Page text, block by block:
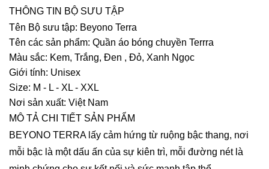
THÔNG TIN BỘ SƯU TẬP
Tên Bộ sưu tập: Beyono Terra
Tên các sản phẩm: Quần áo bóng chuyền Terrra
Màu sắc: Kem, Trắng, Đen , Đỏ, Xanh Ngọc
Giới tính: Unisex
Size: M - L - XL - XXL
Nơi sản xuất: Việt Nam
MÔ TẢ CHI TIẾT SẢN PHẨM
BEYONO TERRA lấy cảm hứng từ ruộng bậc thang, nơi
mỗi bậc là một dấu ấn của sự kiên trì, mỗi đường nét là